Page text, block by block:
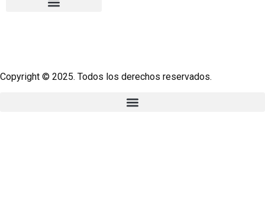
Copyright © 2025. Todos los derechos reservados.